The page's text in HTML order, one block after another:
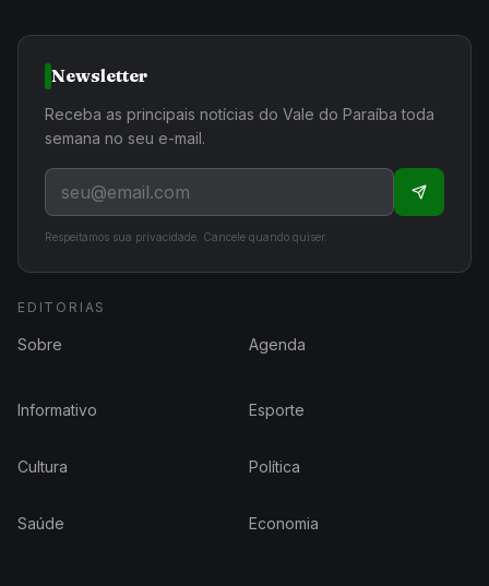
Newsletter
Receba as principais notícias do Vale do Paraíba toda
semana no seu e-mail.
Respeitamos sua privacidade. Cancele quando quiser.
EDITORIAS
Sobre Agenda
Informativo Esporte
Cultura Política
Saúde Economia